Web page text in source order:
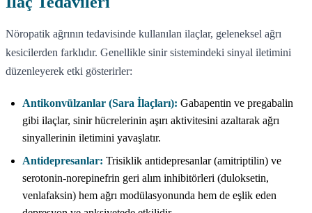
Nöropatik ağrının tedavisinde kullanılan ilaçlar, geleneksel ağrı
kesicilerden farklıdır. Genellikle sinir sistemindeki sinyal iletimini
düzenleyerek etki gösterirler:
Antikonvülzanlar (Sara İlaçları): Gabapentin ve pregabalin
gibi ilaçlar, sinir hücrelerinin aşırı aktivitesini azaltarak ağrı
sinyallerinin iletimini yavaşlatır.
Antidepresanlar: Trisiklik antidepresanlar (amitriptilin) ve
serotonin-norepinefrin geri alım inhibitörleri (duloksetin,
venlafaksin) hem ağrı modülasyonunda hem de eşlik eden